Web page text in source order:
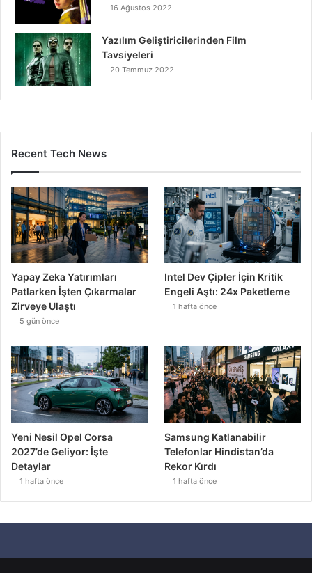
16 Ağustos 2022
Yazılım Geliştiricilerinden Film
Tavsiyeleri
20 Temmuz 2022
Recent Tech News
Yapay Zeka Yatırımları
Patlarken İşten Çıkarmalar
Zirveye Ulaştı
5 gün önce
Intel Dev Çipler İçin Kritik
Engeli Aştı: 24x Paketleme
1 hafta önce
Yeni Nesil Opel Corsa
2027’de Geliyor: İşte
Detaylar
1 hafta önce
Samsung Katlanabilir
Telefonlar Hindistan’da
Rekor Kırdı
1 hafta önce